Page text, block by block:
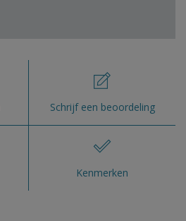
Schrijf een beoordeling
Kenmerken